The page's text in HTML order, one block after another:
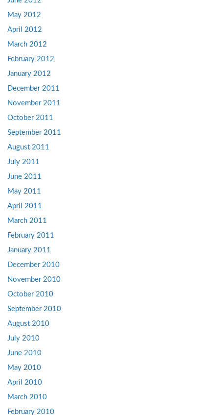
May 2012
April 2012
March 2012
February 2012
January 2012
December 2011
November 2011
October 2011
September 2011
August 2011
July 2011
June 2011
May 2011
April 2011
March 2011
February 2011
January 2011
December 2010
November 2010
October 2010
September 2010
August 2010
July 2010
June 2010
May 2010
April 2010
March 2010
February 2010